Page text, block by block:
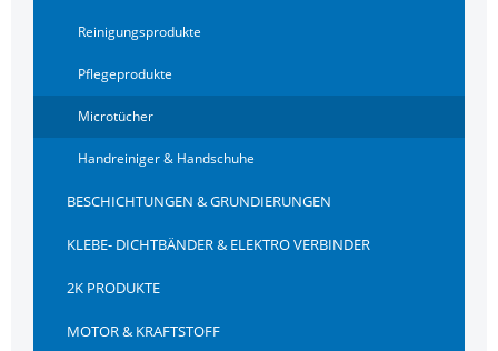
Reinigungsprodukte
Pflegeprodukte
Microtücher
Handreiniger & Handschuhe
BESCHICHTUNGEN & GRUNDIERUNGEN
KLEBE- DICHTBÄNDER & ELEKTRO VERBINDER
2K PRODUKTE
MOTOR & KRAFTSTOFF